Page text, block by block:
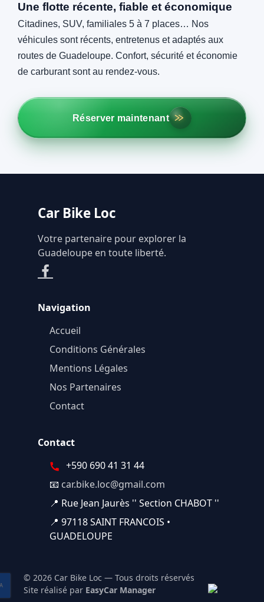
Une flotte récente, fiable et économique
Citadines, SUV, familiales 5 à 7 places… Nos
véhicules sont récents, entretenus et adaptés aux
routes de Guadeloupe. Confort, sécurité et économie
de carburant sont au rendez-vous.
Réserver maintenant
Car Bike Loc
Votre partenaire pour explorer la
Guadeloupe en toute liberté.
Navigation
Accueil
Conditions Générales
Mentions Légales
Nos Partenaires
Contact
Contact
+590 690 41 31 44
📧 car.bike.loc@gmail.com
📍 Rue Jean Jaurès '' Section CHABOT ''
📍 97118 SAINT FRANCOIS •
GUADELOUPE
© 2026 Car Bike Loc — Tous droits réservés
Site réalisé par EasyCar Manager